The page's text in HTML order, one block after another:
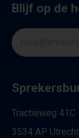
Blijf op de
Tractieweg 41C
3534 AP Utrecht